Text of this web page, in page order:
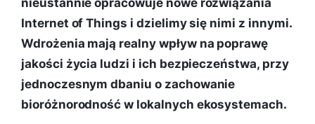
Internet of Things i dzielimy się nimi z innymi.
Wdrożenia mają realny wpływ na poprawę
jakości życia ludzi i ich bezpieczeństwa, przy
jednoczesnym dbaniu o zachowanie
bioróżnorodność w lokalnych ekosystemach.